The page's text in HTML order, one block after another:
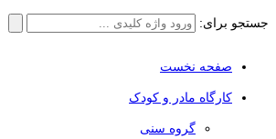
جستجو برای:
صفحه نخست
کارگاه مادر و کودک
گروه سنی